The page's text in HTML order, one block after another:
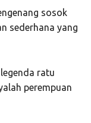
sosok
sederhana yang
ratu
perempuan